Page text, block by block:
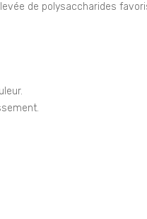
de polysaccharides